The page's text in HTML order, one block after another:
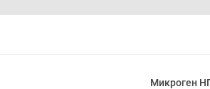
Микроген